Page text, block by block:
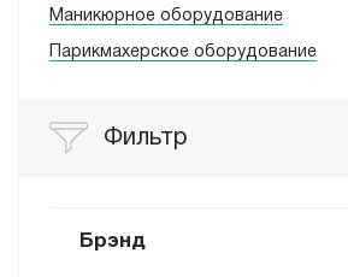
Маникюрное оборудование
Парикмахерское оборудование
Фильтр
Брэнд